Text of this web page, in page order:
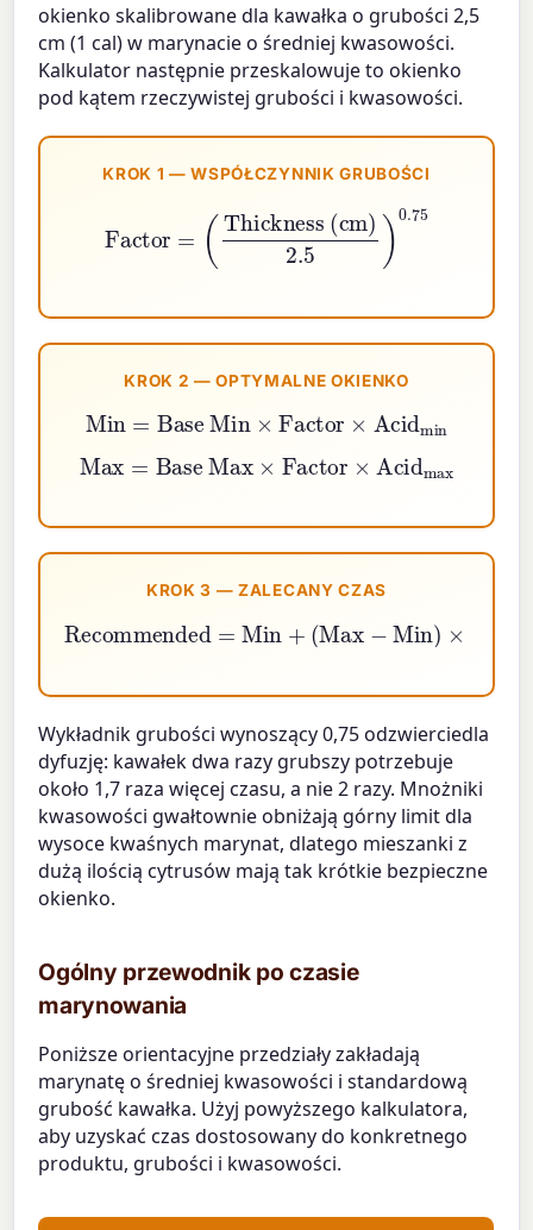
okienko skalibrowane dla kawałka o grubości 2,5
cm (1 cal) w marynacie o średniej kwasowości.
Kalkulator następnie przeskalowuje to okienko
pod kątem rzeczywistej grubości i kwasowości.
KROK 1 — WSPÓŁCZYNNIK GRUBOŚCI
Thickness (cm) 2.5 )0.75
KROK 2 — OPTYMALNE OKIENKO
Min= Base Min ×Factor× Acidmin
Max= Base Max ×Factor× Acidmax
KROK 3 — ZALECANY CZAS
Recommended =Min + Max− Min)×0.4
Wykładnik grubości wynoszący 0,75 odzwierciedla
dyfuzję: kawałek dwa razy grubszy potrzebuje
około 1,7 raza więcej czasu, a nie 2 razy. Mnożniki
kwasowości gwałtownie obniżają górny limit dla
wysoce kwaśnych marynat, dlatego mieszanki z
dużą ilością cytrusów mają tak krótkie bezpieczne
okienko.
Ogólny przewodnik po czasie
marynowania
Poniższe orientacyjne przedziały zakładają
marynatę o średniej kwasowości i standardową
grubość kawałka. Użyj powyższego kalkulatora,
aby uzyskać czas dostosowany do konkretnego
produktu, grubości i kwasowości.